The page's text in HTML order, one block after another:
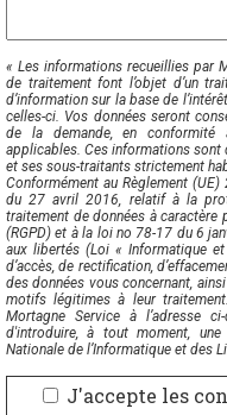
« Les informations recueillies par
de traitement font l’objet d’un
d’information sur la base de
celles-ci. Vos données seront
de la demande, en conformité
applicables. Ces informations sont
et ses sous-traitants strictement
Conformément au Règlement
du 27 avril 2016, relatif à la
traitement de données à caractère
(RGPD) et à la loi no 78-17 du 6
aux libertés (Loi « Informatique
d’accès, de rectification,
des données vous concernant,
motifs légitimes à leur
Mortagne Service à l’adresse
d'introduire, à tout moment,
Nationale de l’Informatique et des
J'accepte les